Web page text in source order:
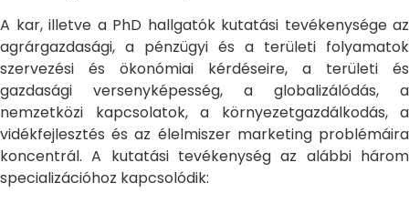
A kar, illetve a PhD hallgatók kutatási tevékenysége az
agrárgazdasági, a pénzügyi és a területi folyamatok
szervezési és ökonómiai kérdéseire, a területi és
gazdasági versenyképesség, a globalizálódás, a
nemzetközi kapcsolatok, a környezetgazdálkodás, a
vidékfejlesztés és az élelmiszer marketing problémáira
koncentrál. A kutatási tevékenység az alábbi három
specializációhoz kapcsolódik: